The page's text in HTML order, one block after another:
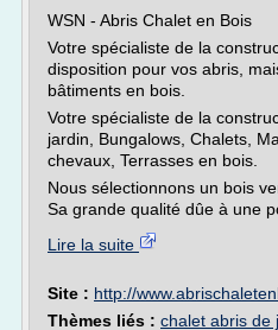
WSN - Abris Chalet en Bois
Votre spécialiste de la
disposition pour vos abris,
bâtiments en bois.
Votre spécialiste de la
jardin, Bungalows, Chalets,
chevaux, Terrasses en bois.
Nous sélectionnons un bois
Sa grande qualité dûe à une
Lire la suite
Site : http://
Thèmes liés : chalet abris de